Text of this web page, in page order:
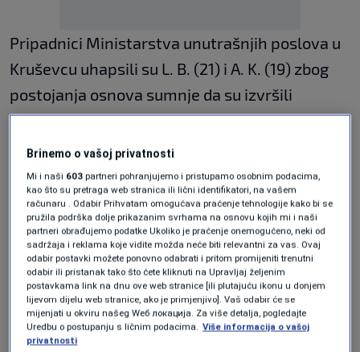
Pripadnici Ministarstva unutrašnjih poslova u
Kruševcu uhapsili su L. B. (21) i A. K. (19) zbog
postojanja osnova sumnje da su izvršili
krivično djelo ubistvo.
Prema informacijama iz istrage, mladiću su
nanesene višestruke ubodne rane u predjelu
glave i grudnog koša, a svjedoci navode da su
se tokom noći čuli vika, zapomaganje i pozivi u
pomoć.
Teško povrijeđeni mladić ostao je da leži na
ulici kod parka, gdje su ga zatekli prolaznici koji
Brinemo o vašoj privatnosti
Mi i naši 603 partneri pohranjujemo i pristupamo osobnim podacima,
kao što su pretraga web stranica ili lični identifikatori, na vašem
računaru . Odabir Prihvatam omogućava praćenje tehnologije kako bi se
pružila podrška dolje prikazanim svrhama na osnovu kojih mi i naši
partneri obrađujemo podatke Ukoliko je praćenje onemogućeno, neki od
sadržaja i reklama koje vidite možda neće biti relevantni za vas. Ovaj
odabir postavki možete ponovno odabrati i pritom promijeniti trenutni
odabir ili pristanak tako što ćete kliknuti na Upravljaj željenim
postavkama link na dnu ove web stranice [ili plutajuću ikonu u donjem
lijevom dijelu web stranice, ako je primjenjivo]. Vaš odabir će se
mijenjati u okviru našeg Wеб локација. Za više detalja, pogledajte
Uredbu o postupanju s ličnim podacima. Više informacija o vašoj
privatnosti